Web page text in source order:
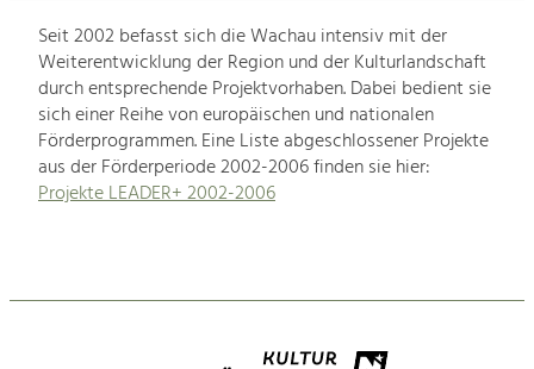
Seit 2002 befasst sich die Wachau intensiv mit der
Weiterentwicklung der Region und der Kulturlandschaft
durch entsprechende Projektvorhaben. Dabei bedient sie
sich einer Reihe von europäischen und nationalen
Förderprogrammen. Eine Liste abgeschlossener Projekte
aus der Förderperiode 2002-2006 finden sie hier:
Projekte LEADER+ 2002-2006